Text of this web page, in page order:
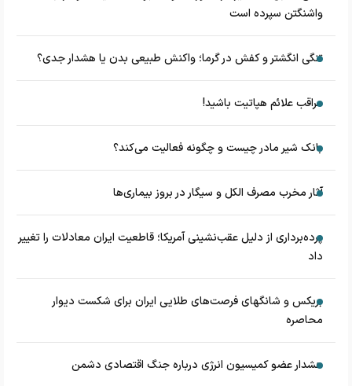
واشنگتن سپرده است
تنگی انگشتر و کفش در گرما؛ واکنش طبیعی بدن یا هشدار جدی؟
مراقب علائم هپاتیت باشید!
بانک شیر مادر چیست و چگونه فعالیت می‌کند؟
آثار مخرب مصرف الکل و سیگار در بروز بیماری‌ها
پرده‌برداری از دلیل عقب‌نشینی آمریکا؛ قاطعیت ایران معادلات را تغییر
داد
بریکس و شانگهای فرصت‌های طلایی ایران برای شکست دیوار
محاصره
هشدار عضو کمیسیون انرژی درباره جنگ اقتصادی دشمن